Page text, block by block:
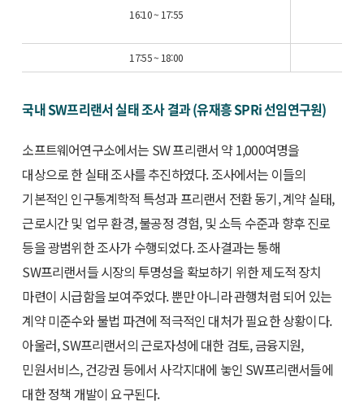
16:10 ~ 17:55
17:55 ~ 18:00
국내 SW프리랜서 실태 조사 결과 (유재흥 SPRi 선임연구원)
소프트웨어연구소에서는 SW 프리랜서 약 1,000여명을
대상으로 한 실태 조사를 추진하였다. 조사에서는 이들의
기본적인 인구통계학적 특성과 프리랜서 전환 동기, 계약 실태,
근로시간 및 업무 환경, 불공정 경험, 및 소득 수준과 향후 진로
등을 광범위한 조사가 수행되었다. 조사결과는 통해
SW프리랜서들 시장의 투명성을 확보하기 위한 제도적 장치
마련이 시급함을 보여주었다. 뿐만 아니라 관행처럼 되어 있는
계약 미준수와 불법 파견에 적극적인 대처가 필요한 상황이다.
아울러, SW프리랜서의 근로자성에 대한 검토, 금융지원,
민원서비스, 건강권 등에서 사각지대에 놓인 SW프리랜서들에
대한 정책 개발이 요구된다.